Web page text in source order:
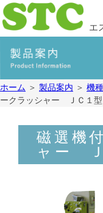
ー
品
案
会
エ
ホーム ＞ 製品案内 ＞ 機
ークラッシャー ＪＣ１型
磁選機
ャー